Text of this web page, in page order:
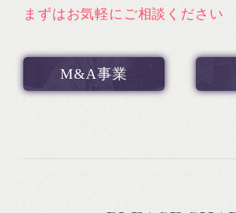
まずはお気軽にご相談ください
M&A事業